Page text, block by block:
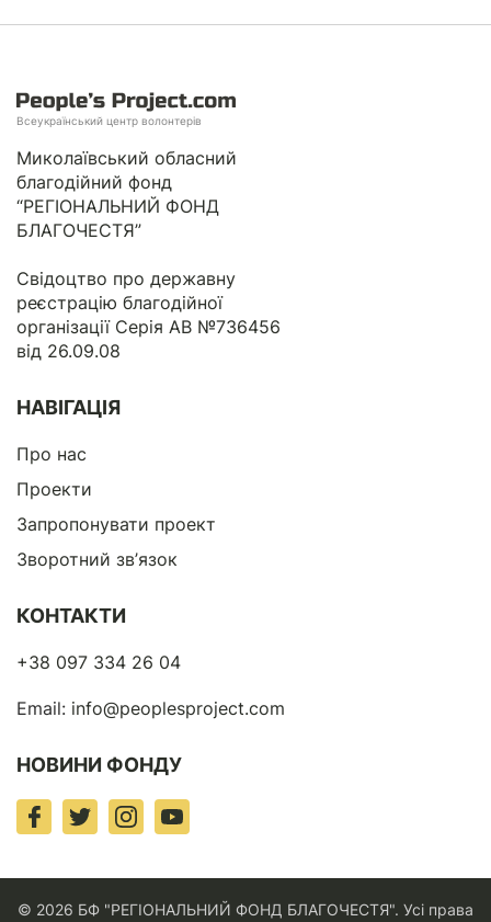
Всеукраїнський центр волонтерів
Миколаївський обласний
благодійний фонд
“РЕГІОНАЛЬНИЙ ФОНД
БЛАГОЧЕСТЯ”
Свідоцтво про державну
реєстрацію благодійної
організації Серія АВ №736456
від 26.09.08
НАВІГАЦІЯ
Про нас
Проекти
Запропонувати проект
Зворотний зв’язок
КОНТАКТИ
+38 097 334 26 04
Email: info@peoplesproject.com
НОВИНИ ФОНДУ
© 2026 БФ "РЕГІОНАЛЬНИЙ ФОНД БЛАГОЧЕСТЯ". Усі права